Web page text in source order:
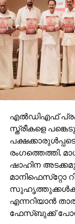
എല്‍ഡിഎഫ്
സ്ത്രീകളെ
രംഗത്തെത്തി.
ഷാഹിന
മാനിഫെസ്‌റ്റോ
സുഹൃത്തുക്കള്‍ക്ക്
എന്നറിയാന്‍
ഫേസ്ബുക്ക്